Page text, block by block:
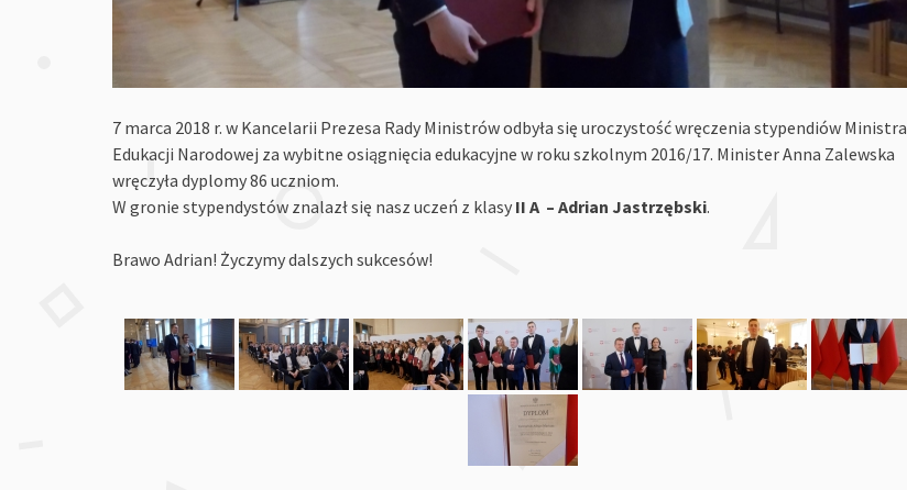
7 marca 2018 r. w Kancelarii Prezesa Rady Ministrów odbyła się uroczystość wręczenia stypendiów Ministra
Edukacji Narodowej za wybitne osiągnięcia edukacyjne w roku szkolnym 2016/17. Minister Anna Zalewska
wręczyła dyplomy 86 uczniom.
W gronie stypendystów znalazł się nasz uczeń z klasy II A – Adrian Jastrzębski.
Brawo Adrian! Życzymy dalszych sukcesów!